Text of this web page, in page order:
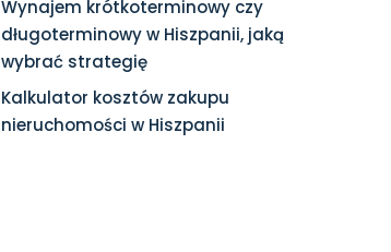
Wynajem krótkoterminowy czy
długoterminowy w Hiszpanii, jaką
wybrać strategię
Kalkulator kosztów zakupu
nieruchomości w Hiszpanii